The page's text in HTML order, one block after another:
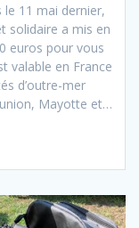
le 11 mai dernier,
solidaire a mis en
euros pour vous
valable en France
d’outre-mer
Mayotte et…